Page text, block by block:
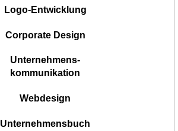
Logo-Entwicklung
Corporate Design
Unternehmens-
kommunikation
Webdesign
Unternehmensbuch